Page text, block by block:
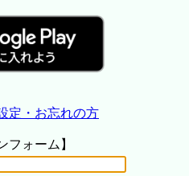
定・お忘れの方
フォーム】